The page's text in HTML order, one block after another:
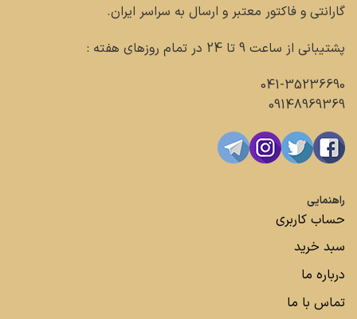
گارانتی و فاکتور معتبر و ارسال به سراسر ایران.
پشتیبانی از ساعت 9 تا 24 در تمام روزهای هفته :
041-35236690
09148969369
راهنمایی
حساب کاربری
سبد خرید
درباره ما
تماس با ما